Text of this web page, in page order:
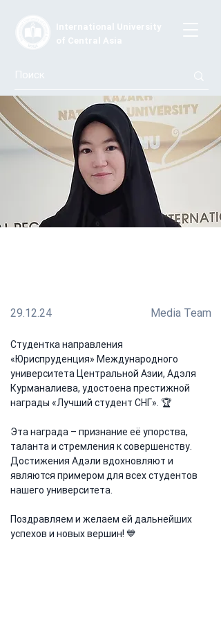
International University
of Central Asia
29.12.24 Media Team
Студентка направления
«Юриспруденция» Международного
университета Центральной Азии, Адэля
Курманалиева, удостоена престижной
награды «Лучший студент СНГ». 🏆
Эта награда – признание её упорства,
таланта и стремления к совершенству.
Достижения Адэли вдохновляют и
являются примером для всех студентов
нашего университета.
Поздравляем и желаем ей дальнейших
успехов и новых вершин! 💙